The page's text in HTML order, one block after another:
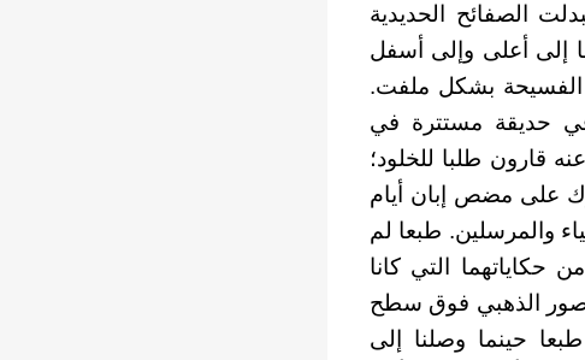
الصفائح الحديدية
إلى أعلى وإلى أسفل
بشكل ملفت.
في حديقة مستترة في
قارون طلبا للخلود؛
على مضص إبان أيام
والمرسلين. طبعا لم
حكاياتهما التي كانا
الذهبي فوق سطح
حينما وصلنا إلى